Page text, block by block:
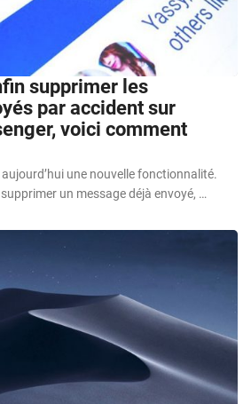
supprimer les
par accident sur
voici comment
une nouvelle fonctionnalité.
un message déjà envoyé, …